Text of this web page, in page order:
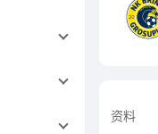
资料